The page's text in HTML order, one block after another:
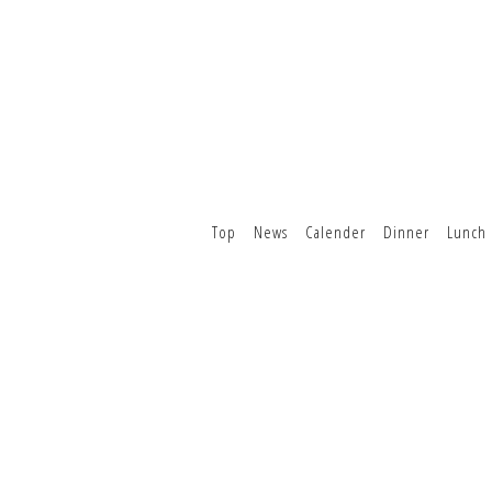
Top News Calender Dinner Lunch